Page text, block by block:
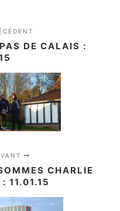
DE CALAIS :
CHARLIE
: 11.01.15